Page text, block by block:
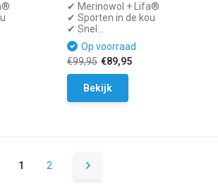
✔ Merinowol + Lifa®
✔ Sporten in de kou
✔ Snel...
Op voorraad
€99,95 €89,95
Bekijk
1 2